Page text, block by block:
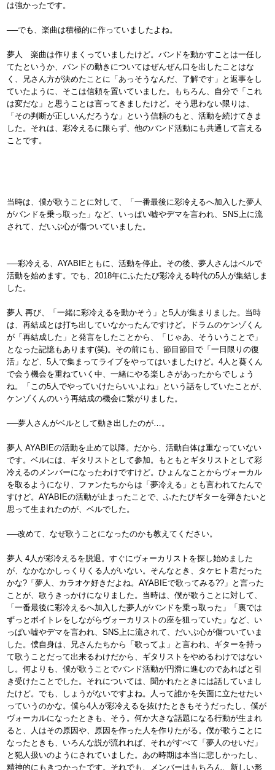
は強かったです。
──でも、楽曲は積極的に作っていましたよね。
夢人 楽曲は作りまくっていましたけど。バンドを動かすことは一任し
てたというか、バンドの動きについてはぜんぜん口を出したことはな
く、兄さん方が決めたことに「あっそうなんだ、了解です」と返事をし
ていたように、そこは信頼を置いていました。もちろん、自分で「これ
は変だな」と思うことは言ってきましたけど。そう思わない限りは、
「その判断が正しいんだろうな」という信頼のもと、活動を続けてきま
した。それは、彩冷えるに限らず、他のバンド活動にも共通して言える
ことです。
当時は、僕が歌うことに対して、「一番最後に彩冷えるへ加入した夢人
がバンドを乗っ取った」など、いっぱい嘘やデマを言われ、SNS上に流
されて、だいぶ心が傷ついていました。
──彩冷える、AYABIEともに、活動を停止。その後、夢人さんはベルで
活動を始めます。でも、2018年にふたたび彩冷える時代の5人が集結しま
した。
夢人 再び、「一緒に彩冷えるを動かそう」と5人が集まりました。当時
は、再結成とは打ち出していなかったんですけど。ドラムのケンゾくん
が「再結成した」と発言をしたことから、「じゃあ、そういうことで」
となった記憶もあります(笑)。その前にも、節目節目で「一日限りの復
活」など、5人で集まってライブをやってはいましたけど。4人と葵くん
で会う機会を重ねていく中、一緒にやる楽しさがあったからでしょう
ね。「この5人でやっていけたらいいよね」という話をしていたことが、
ケンゾくんのいう再結成の機会に繋がりました。
──夢人さんがベルとして動き出したのが…。
夢人 AYABIEの活動を止めて以降。だから、活動自体は重なっていない
です。ベルには、ギタリストとして参加。もともとギタリストとして彩
冷えるのメンバーになったわけですけど。ひょんなことからヴォーカル
を取るようになり、ファンたちからは「夢冷える」とも言われてたんで
すけど。AYABIEの活動が止まったことで、ふたたびギターを弾きたいと
思って生まれたのが、ベルでした。
──改めて、なぜ歌うことになったのかも教えてください。
夢人 4人が彩冷えるを脱退。すぐにヴォーカリストを探し始めました
が、なかなかしっくりくる人がいない。そんなとき、タケヒト君だった
かな?「夢人、カラオケ好きだよね。AYABIEで歌ってみる??」と言った
ことが、歌うきっかけになりました。当時は、僕が歌うことに対して、
「一番最後に彩冷えるへ加入した夢人がバンドを乗っ取った」「裏では
ずっとボイトレをしながらヴォーカリストの座を狙っていた」など、い
っぱい嘘やデマを言われ、SNS上に流されて、だいぶ心が傷ついていま
した。僕自身は、兄さんたちから「歌ってよ」と言われ、ギターを持っ
て歌うことだって出来るわけだから、ギタリストをやめるわけではない
し。何よりも、僕が歌うことでバンド活動が円滑に進むのであればと引
き受けたことでした。それについては、聞かれたときには話していまし
たけど。でも、しょうがないですよね。人って誰かを矢面に立たせたい
っていうのかな。僕ら4人が彩冷えるを抜けたときもそうだったし、僕が
ヴォーカルになったときも、そう。何か大きな話題になる行動が生まれ
ると、人はその原因や、原因を作った人を作りたがる。僕が歌うことに
なったときも、いろんな説が流れれば、それがすべて「夢人のせいだ」
と犯人扱いのようにされていました。あの時期は本当に悲しかったし、
精神的にもきつかったです。それでも、メンバーはもちろん、新しい形